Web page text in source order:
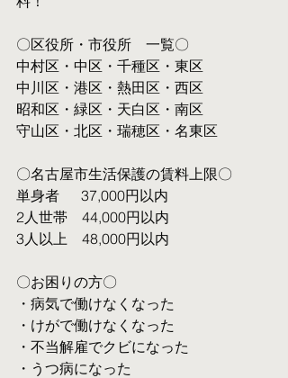
〇区役所・市役所　一覧〇
中村区・中区・千種区・東区
中川区・港区・熱田区・西区
昭和区・緑区・天白区・南区
守山区・北区・瑞穂区・名東区
〇名古屋市生活保護の賃料上限〇
単身者  　37,000円以内
2人世帯　44,000円以内
3人以上　48,000円以内
〇お困りの方〇
・病気で働けなくなった
・けがで働けなくなった
・不当解雇でクビになった
・うつ病になった